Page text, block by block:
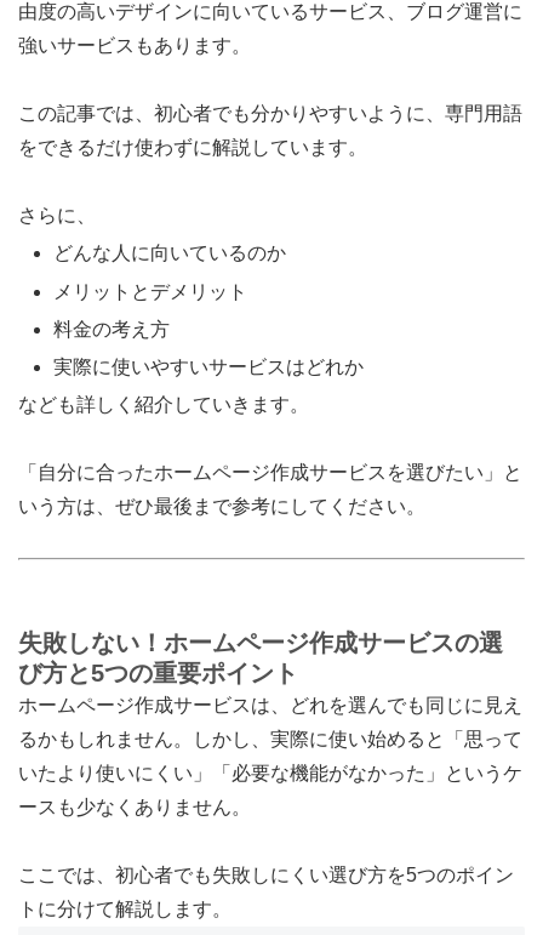
由度の高いデザインに向いているサービス、ブログ運営に
強いサービスもあります。
この記事では、初心者でも分かりやすいように、専門用語
をできるだけ使わずに解説しています。
さらに、
どんな人に向いているのか
メリットとデメリット
料金の考え方
実際に使いやすいサービスはどれか
なども詳しく紹介していきます。
「自分に合ったホームページ作成サービスを選びたい」と
いう方は、ぜひ最後まで参考にしてください。
失敗しない！ホームページ作成サービスの選
び方と5つの重要ポイント
ホームページ作成サービスは、どれを選んでも同じに見え
るかもしれません。しかし、実際に使い始めると「思って
いたより使いにくい」「必要な機能がなかった」というケ
ースも少なくありません。
ここでは、初心者でも失敗しにくい選び方を5つのポイン
トに分けて解説します。